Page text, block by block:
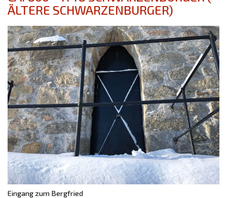
Links
Impressum
Datenschutz
ÄLTERE SCHWARZENBURGER)
Eingang zum Bergfried